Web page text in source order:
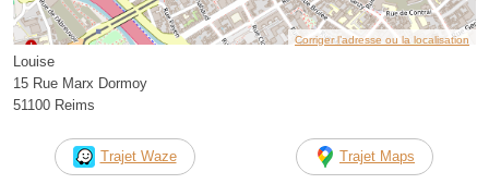
Corriger l’adresse ou la localisation
Louise
15 Rue Marx Dormoy
51100 Reims
Trajet Waze Trajet Maps